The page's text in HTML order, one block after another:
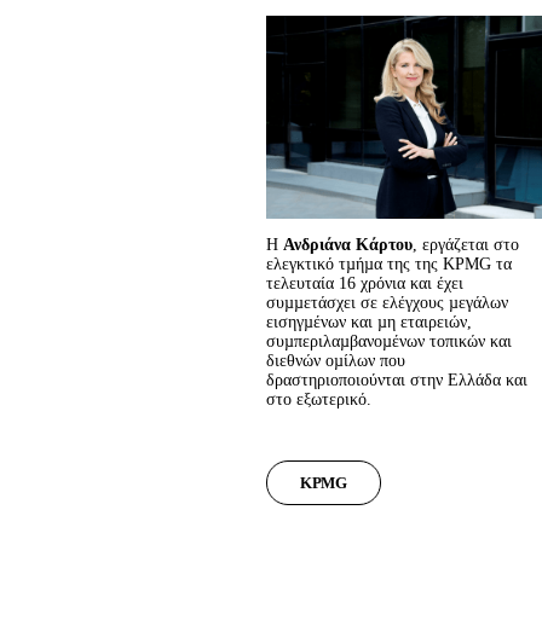
Η Ανδριάνα Κάρτου, εργάζεται στο
ελεγκτικό τµήµα της της KPMG τα
τελευταία 16 χρόνια και έχει
συµµετάσχει σε ελέγχους µεγάλων
εισηγµένων και µη εταιρειών,
συµπεριλαµβανοµένων τοπικών και
διεθνών οµίλων που
δραστηριοποιούνται στην Ελλάδα και
στο εξωτερικό.
KPMG